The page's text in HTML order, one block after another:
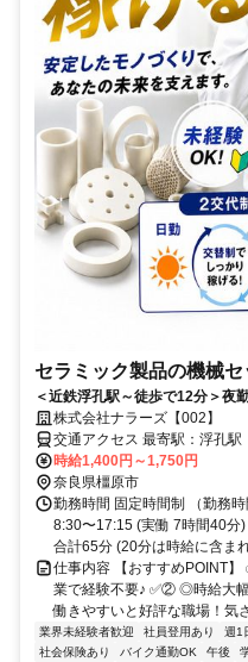
セラミック製品の機械
＜近鉄浮孔駅～徒歩で12分＞夜
円✨️月収25万円以上可能✿❀
株式会社ナラーズ【002】
交通アクセス 最寄駅：浮孔駅 ・近鉄「浮孔」駅～徒歩12分 ・JR「金
橋」駅～徒歩17分 ・アルルから車で約3分 ※車
勤OK バイク通勤OK 自転車通
（上限月◯円） ■無料駐車場
バス、自転車、車通勤OK
時給1,400円～1,750円
奈良県橿原市
勤務時間 固定時間制 （勤務
8:30〜17:15 (実働 7時間40
合計65分 (20分は時給に含まれ
仕事内容 【おすすめPOINT
業で経験不要♪ ✅️② ◎時給大
働きやすいと好評な職場！気
業界未経験者歓迎 社員登用あり 週1
社会保険あり
バイク通勤OK 午後